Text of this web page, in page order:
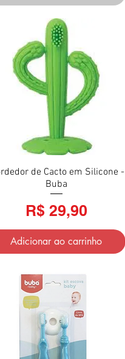
Visualização rápida
de Cacto em Silicone -
Buba
Preço
R$ 29,90
Adicionar ao carrinho